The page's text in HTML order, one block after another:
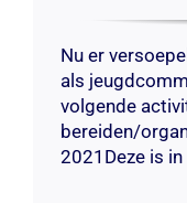
Nu er
als
volgende
bereiden/
2021Deze is in